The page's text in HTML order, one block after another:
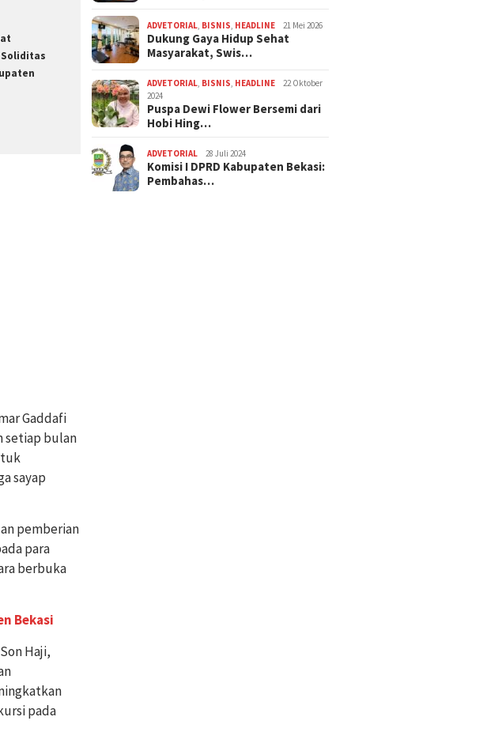
Gaddafi
setiap bulan
sayap
pemberian
para
berbuka
Bekasi
Haji,
pada
ADVETORIAL BISNIS HEADLINE 21 Mei 2026
Dukung Gaya Hidup Sehat
Masyarakat, Swis…
ADVETORIAL BISNIS HEADLINE
22 Oktober
2024
Puspa Dewi Flower Bersemi dari
Hobi Hing…
ADVETORIAL 28 Juli 2024
Komisi I DPRD Kabupaten Bekasi:
Pembahas…